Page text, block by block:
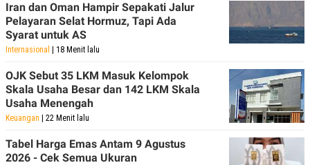
Iran dan Oman Hampir Sepakati Jalur
Pelayaran Selat Hormuz, Tapi Ada
Syarat untuk AS
Internasional | 18 Menit lalu
OJK Sebut 35 LKM Masuk Kelompok
Skala Usaha Besar dan 142 LKM Skala
Usaha Menengah
Keuangan | 22 Menit lalu
Tabel Harga Emas Antam 9 Agustus
2026 - Cek Semua Ukuran